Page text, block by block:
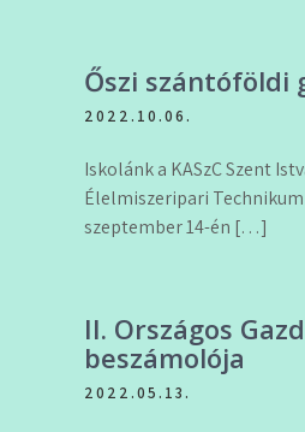
Őszi szántóföldi
2022.10.06.
Iskolánk a KASzC Szent
Élelmiszeripari
szeptember 14-én […]
II. Országos
beszámolója
2022.05.13.